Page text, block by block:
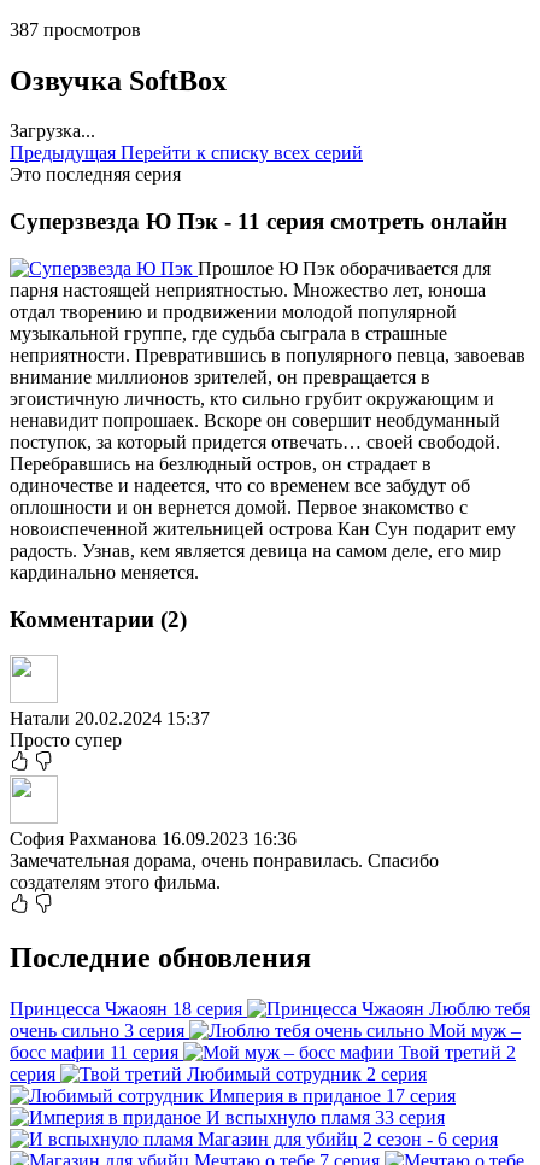
387 просмотров
Озвучка SoftBox
Загрузка...
Предыдущая Перейти к списку всех серий
Это последняя серия
Суперзвезда Ю Пэк - 11 серия смотреть онлайн
Прошлое Ю Пэк оборачивается для
парня настоящей неприятностью. Множество лет, юноша
отдал творению и продвижении молодой популярной
музыкальной группе, где судьба сыграла в страшные
неприятности. Превратившись в популярного певца, завоевав
внимание миллионов зрителей, он превращается в
эгоистичную личность, кто сильно грубит окружающим и
ненавидит попрошаек. Вскоре он совершит необдуманный
поступок, за который придется отвечать… своей свободой.
Перебравшись на безлюдный остров, он страдает в
одиночестве и надеется, что со временем все забудут об
оплошности и он вернется домой. Первое знакомство с
новоиспеченной жительницей острова Кан Сун подарит ему
радость. Узнав, кем является девица на самом деле, его мир
кардинально меняется.
Комментарии (2)
Натали 20.02.2024 15:37
Просто супер
София Рахманова 16.09.2023 16:36
Замечательная дорама, очень понравилась. Спасибо
создателям этого фильма.
Последние обновления
Принцесса Чжаоян 18 серия
Люблю тебя
очень сильно 3 серия
Мой муж –
босс мафии 11 серия Твой третий 2
серия
Любимый сотрудник 2 серия
Империя в приданое 17 серия
И вспыхнуло пламя 33 серия
Магазин для убийц 2 сезон - 6 серия